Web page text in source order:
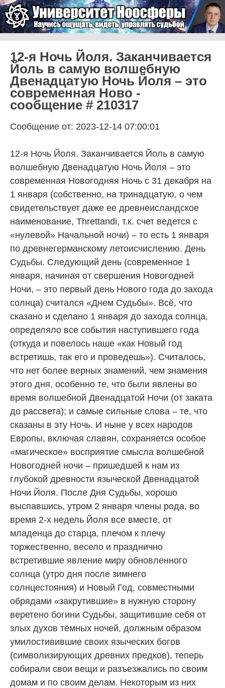
Университет Ноосферы
12-я Ночь Йоля. Заканчивается
Йоль в самую волшебную
Двенадцатую Ночь Йоля – это
современная Ново -
сообщение # 210317
Сообщение от: 2023-12-14 07:00:01
12-я Ночь Йоля. Заканчивается Йоль в самую
волшебную Двенадцатую Ночь Йоля – это
современная Новогодняя Ночь с 31 декабря на
1 января (собственно, на тринадцатую, о чем
свидетельствует даже ее древнеисландское
наименование, Threttandi, т.к. счет ведется с
«нулевой» Начальной ночи) – то есть 1 января
по древнегерманскому летоисчислению. День
Судьбы. Следующий день (современное 1
января, начиная от свершения Новогодней
Ночи, – это первый день Нового года до захода
солнца) считался «Днем Судьбы». Всё, что
сказано и сделано 1 января до захода солнца,
определяло все события наступившего года
(откуда и повелось наше «как Новый год
встретишь, так его и проведешь»). Считалось,
что нет более верных знамений, чем знамения
этого дня, особенно те, что были явлены во
время волшебной Двенадцатой Ночи (от заката
до рассвета); и самые сильные слова – те, что
сказаны в эту Ночь. И ныне у всех народов
Европы, включая славян, сохраняется особое
«магическое» восприятие смысла волшебной
Новогодней ночи – пришедшей к нам из
глубокой древности языческой Двенадцатой
Ночи Йоля. После Дня Судьбы, хорошо
выспавшись, утром 2 января члены рода, во
время 2-х недель Йоля все вместе, от
младенца до старца, плечом к плечу
торжественно, весело и празднично
встретившие явление миру обновленного
солнца (утро дня после зимнего
солнцестояния) и Новый Год, совместными
обрядами «закрутившие» в нужную сторону
веретено богини Судьбы, защитившие себя от
злых духов тёмных ночей, должным образом
умилостивившие своих языческих богов
(символизирующих древних предков), теперь
собирали свои вещи и разъезжались по своим
домам и по своим делам. Некоторым из них